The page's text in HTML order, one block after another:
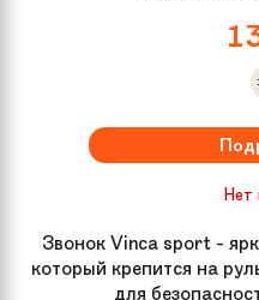
Нет
Звонок Vinca sport -
который крепится на
для